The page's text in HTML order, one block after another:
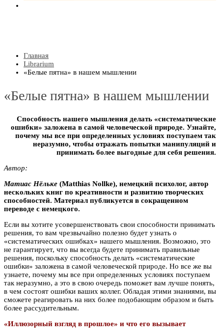
Главная
Librarium
«Белые пятна» в нашем мышлении
«Белые пятна» в нашем мышлении
Способность нашего мышления делать «систематические
ошибки» заложена в самой человеческой природе. Узнайте,
почему мы все при определенных условиях поступаем так
неразумно, чтобы отражать попытки манипуляций и
принимать более выгодные для себя решения.
Автор:
Матиас Нёльке (Matthias Nollke), немецкий психолог, автор
нескольких книг по креативности и развитию творческих
способностей. Материал публикуется в сокращенном
переводе с немецкого.
Если вы хотите усовершенствовать свои способности принимать
решения, то вам чрезвычайно полезно будет узнать о
«систематических ошибках» нашего мышления. Возможно, это
не гарантирует, что вы всегда будете принимать правильные
решения, поскольку способность делать «систематические
ошибки» заложена в самой человеческой природе. Но все же вы
узнаете, почему мы все при определенных условиях поступаем
так неразумно, а это в свою очередь поможет вам лучше понять,
в чем состоят ошибки ваших коллег. Обладая этими знаниями, вы
сможете реагировать на них более подобающим образом и быть
более рассудительным.
«Иллюзорный взгляд в прошлое» и что его вызывает